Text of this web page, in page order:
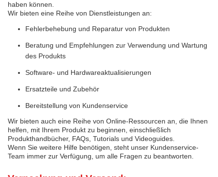
haben können.
Wir bieten eine Reihe von Dienstleistungen an:
Fehlerbehebung und Reparatur von Produkten
Beratung und Empfehlungen zur Verwendung und Wartung
des Produkts
Software- und Hardwareaktualisierungen
Ersatzteile und Zubehör
Bereitstellung von Kundenservice
Wir bieten auch eine Reihe von Online-Ressourcen an, die Ihnen
helfen, mit Ihrem Produkt zu beginnen, einschließlich
Produkthandbücher, FAQs, Tutorials und Videoguides.
Wenn Sie weitere Hilfe benötigen, steht unser Kundenservice-
Team immer zur Verfügung, um alle Fragen zu beantworten.